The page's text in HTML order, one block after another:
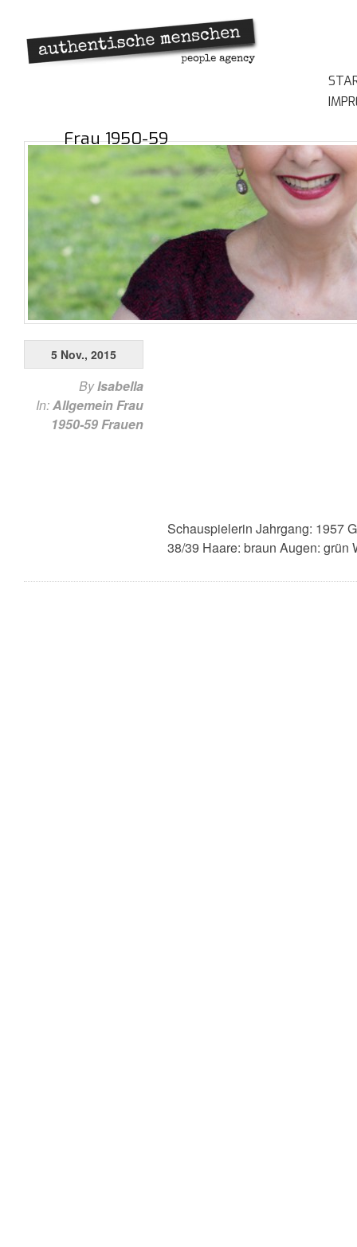
Frau 1950-59
Schauspielerin Jahrgang: 1957
38/39 Haare: braun Augen:
5 Nov., 2015
ByIsabella
In:AllgemeinFrau
1950-59Frauen